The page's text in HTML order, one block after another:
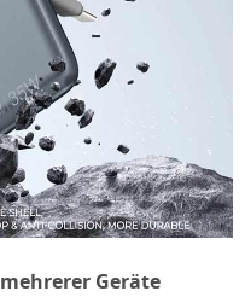
Geräte